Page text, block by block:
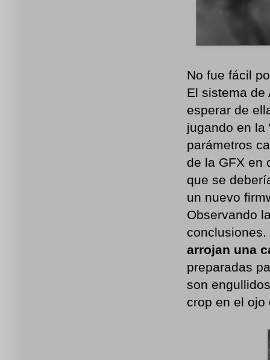
No fue fácil
El sistema de
esperar de
jugando en la
parámetros
de la GFX en
que se
un nuevo
Observando
conclusiones.
arrojan una
preparadas
son
crop en el ojo